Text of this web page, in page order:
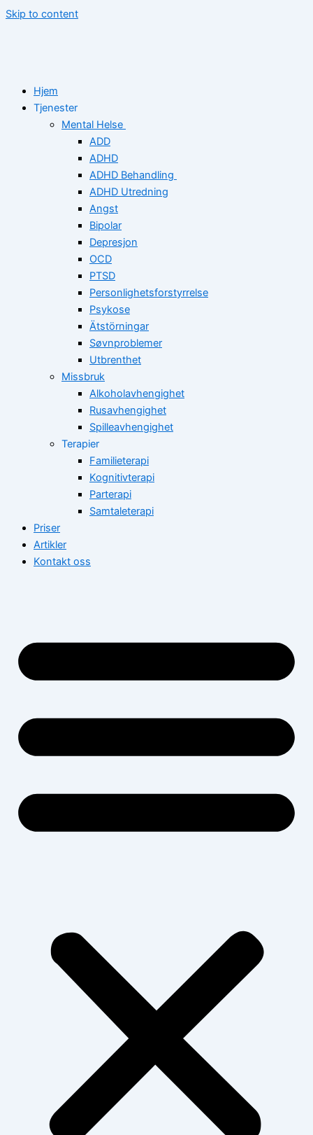
Skip to content
Hjem
Tjenester
Mental Helse
ADD
ADHD
ADHD Behandling
ADHD Utredning
Angst
Bipolar
Depresjon
OCD
PTSD
Personlighetsforstyrrelse
Psykose
Ätstörningar
Søvnproblemer
Utbrenthet
Missbruk
Alkoholavhengighet
Rusavhengighet
Spilleavhengighet
Terapier
Familieterapi
Kognitivterapi
Parterapi
Samtaleterapi
Priser
Artikler
Kontakt oss